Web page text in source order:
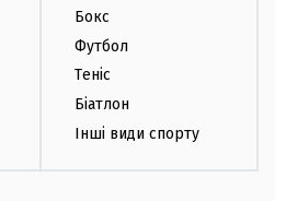
Бокс
Футбол
Теніс
Біатлон
Інші види спорту